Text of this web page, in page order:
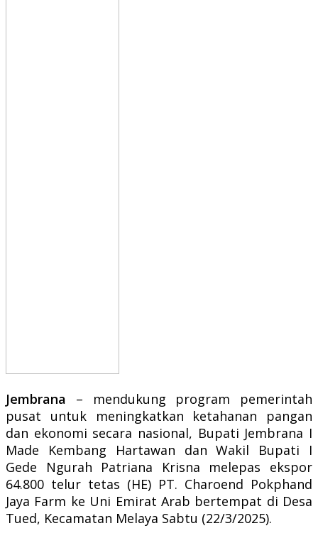
Jembrana – mendukung program pemerintah
pusat untuk meningkatkan ketahanan pangan
dan ekonomi secara nasional, Bupati Jembrana I
Made Kembang Hartawan dan Wakil Bupati I
Gede Ngurah Patriana Krisna melepas ekspor
64.800 telur tetas (HE) PT. Charoend Pokphand
Jaya Farm ke Uni Emirat Arab bertempat di Desa
Tued, Kecamatan Melaya Sabtu (22/3/2025).